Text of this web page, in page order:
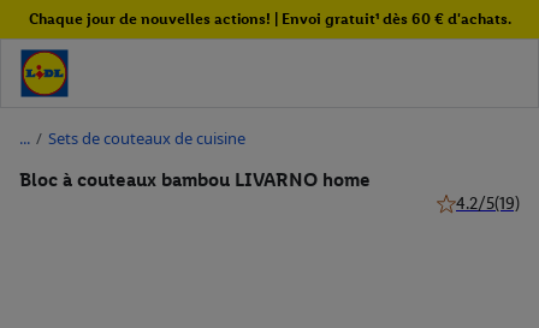
Chaque jour de nouvelles actions! | Envoi gratuit¹ dès 60 € d'achats.
/ Sets de couteaux de cuisine
Bloc à couteaux bambou LIVARNO home
4.2/5(19)